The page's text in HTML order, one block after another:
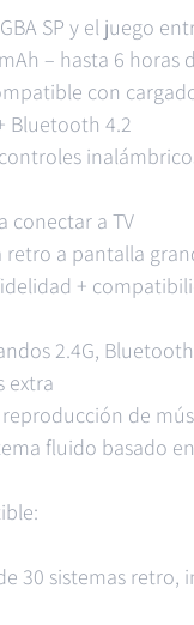
SP y el juego
– hasta 6
con
Bluetooth 4.2
conectar a TV
retro a pantalla
+
2.4G,
extra
de
fluido basado
30 sistemas retro,